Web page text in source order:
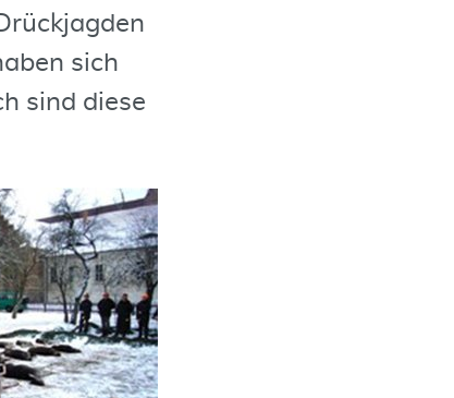
sich
sind diese